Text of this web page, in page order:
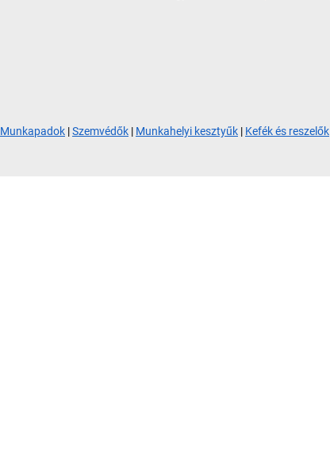
Munkapadok |Szemvédők | Munkahelyi kesztyűk | Kefék és reszelők